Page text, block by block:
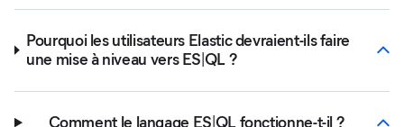
Pourquoi les utilisateurs Elastic devraient-ils faire
une mise à niveau vers ES|QL ?
Comment le langage ES|QL fonctionne-t-il ?